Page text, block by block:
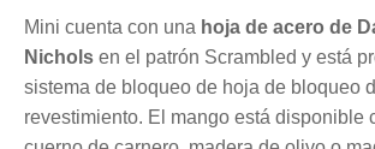
Mini cuenta con una hoja de acero de
Nichols en el patrón Scrambled y está
sistema de bloqueo de hoja de bloqueo
revestimiento. El mango está disponible